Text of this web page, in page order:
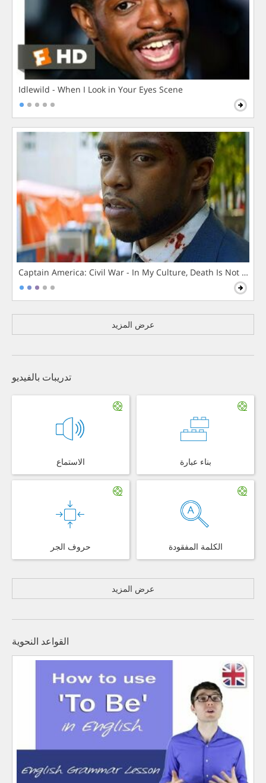
Idlewild - When I Look in Your Eyes Scene
Captain America: Civil War - In My Culture, Death Is Not The
عرض المزيد
تدريبات بالفيديو
الاستماع بناء عبارة
حروف الجر الكلمة المفقودة
عرض المزيد
القواعد النحوية